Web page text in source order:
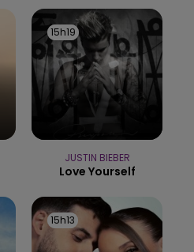
15h19
15h19
JUSTIN BIEBER
Love Yourself
15h13
15h13